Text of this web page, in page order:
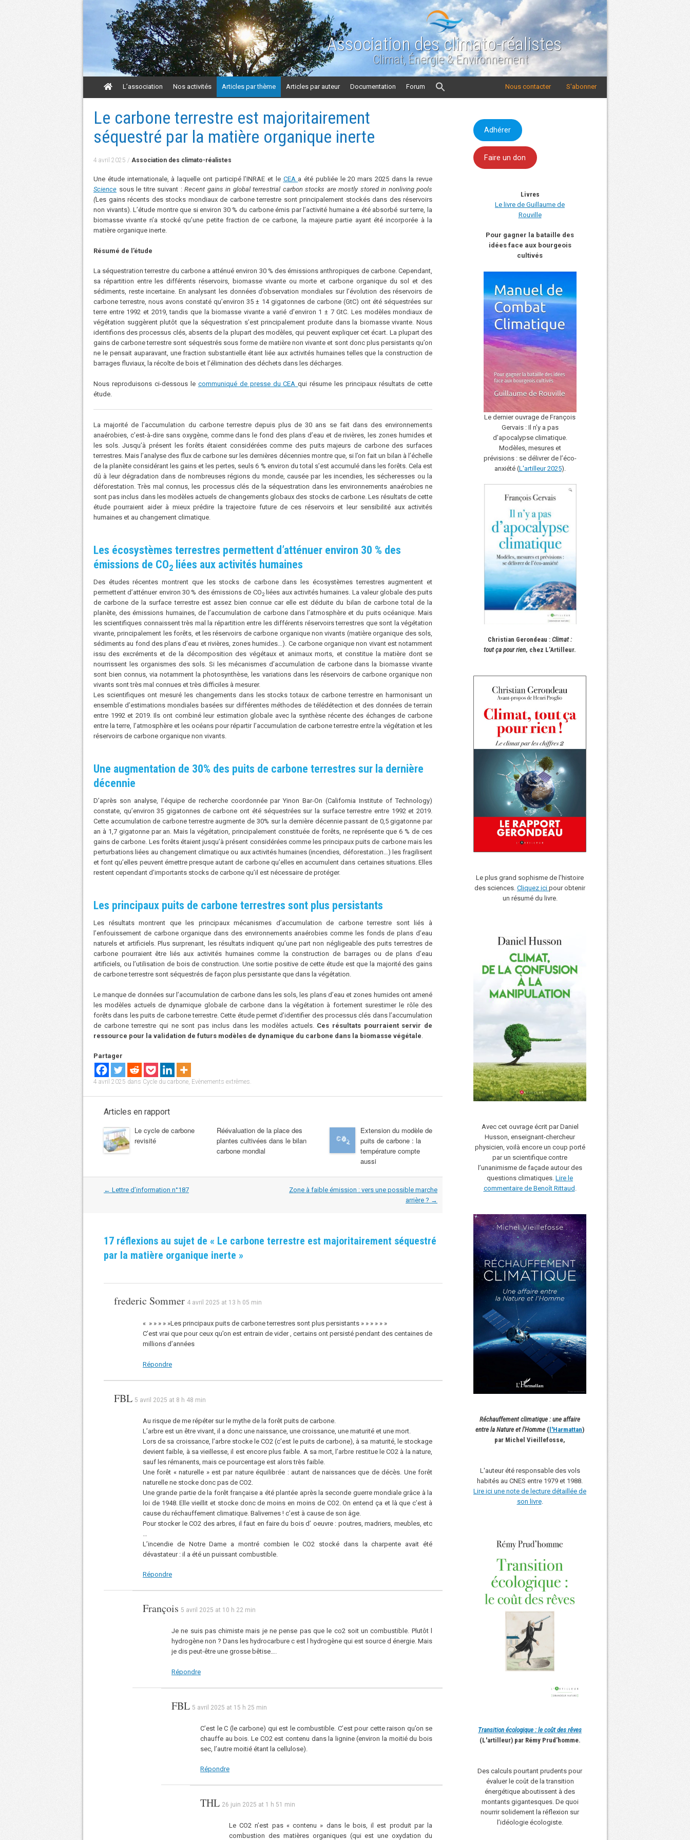
Association des climato-réalistes
Climat, Énergie & Environnement
L’association Nos activités Articles par thème Articles par auteur Documentation Forum S'abonner
Nous contacter
Le carbone terrestre est majoritairement
séquestré par la matière organique inerte
4 avril 2025 / Association des climato-réalistes
Une étude internationale, à laquelle ont participé l’INRAE et le CEA a été publiée le 20 mars 2025 dans la revue
Science sous le titre suivant :Recent gains in global terrestrial carbon stocks are mostly stored in nonliving pools
(Les gains récents des stocks mondiaux de carbone terrestre sont principalement stockés dans des réservoirs
non vivants). L’étude montre que si environ 30 % du carbone émis par l’activité humaine a été absorbé sur terre, la
biomasse vivante n’a stocké qu’une petite fraction de ce carbone, la majeure partie ayant été incorporée à la
matière organique inerte.​
Résumé de l’étude
La séquestration terrestre du carbone a atténué environ 30 % des émissions anthropiques de carbone. Cependant,
sa répartition entre les différents réservoirs, biomasse vivante ou morte et carbone organique du sol et des
sédiments, reste incertaine. En analysant les données d’observation mondiales sur l’évolution des réservoirs de
carbone terrestre, nous avons constaté qu’environ 35 ± 14 gigatonnes de carbone (GtC) ont été séquestrées sur
terre entre 1992 et 2019, tandis que la biomasse vivante a varié d’environ 1 ± 7 GtC. Les modèles mondiaux de
végétation suggèrent plutôt que la séquestration s’est principalement produite dans la biomasse vivante. Nous
identifions des processus clés, absents de la plupart des modèles, qui peuvent expliquer cet écart. La plupart des
gains de carbone terrestre sont séquestrés sous forme de matière non vivante et sont donc plus persistants qu’on
ne le pensait auparavant, une fraction substantielle étant liée aux activités humaines telles que la construction de
barrages fluviaux, la récolte de bois et l’élimination des déchets dans les décharges.
Nous reproduisons ci-dessous le communiqué de presse du CEAqui résume les principaux résultats de cette
étude.
La majorité de l’accumulation du carbone terrestre depuis plus de 30 ans se fait dans des environnements
anaérobies, c’est-à-dire sans oxygène, comme dans le fond des plans d’eau et de rivières, les zones humides et
les sols. Jusqu’à présent les forêts étaient considérées comme des puits majeurs de carbone des surfaces
terrestres. Mais l’analyse des flux de carbone sur les dernières décennies montre que, si l’on fait un bilan à l’échelle
de la planète considérant les gains et les pertes, seuls 6 % environ du total s’est accumulé dans les forêts. Cela est
dû à leur dégradation dans de nombreuses régions du monde, causée par les incendies, les sécheresses ou la
déforestation. Très mal connus, les processus clés de la séquestration dans les environnements anaérobies ne
sont pas inclus dans les modèles actuels de changements globaux des stocks de carbone. Les résultats de cette
étude pourraient aider à mieux prédire la trajectoire future de ces réservoirs et leur sensibilité aux activités
humaines et au changement climatique.​
Les écosystèmes terrestres permettent d’atténuer environ 30 % des
émissions de CO2 liées aux activités humaines
​Des études récentes montrent que les stocks de carbone dans les écosystèmes terrestres augmentent et
permettent d’atténuer environ 30 % des émissions de CO2liées aux activités humaines. La valeur globale des puits
de carbone de la surface terrestre est assez bien connue car elle est déduite du bilan de carbone total de la
planète, des émissions humaines, de l’accumulation de carbone dans l’atmosphère et du puits océanique. Mais
les scientifiques connaissent très mal la répartition entre les différents réservoirs terrestres que sont la végétation
vivante, principalement les forêts, et les réservoirs de carbone organique non vivants (matière organique des sols,
sédiments au fond des plans d’eau et rivières, zones humides…). Ce carbone organique non vivant est notamment
issu des excréments et de la décomposition des végétaux et animaux morts, et constitue la matière dont se
nourrissent les organismes des sols. Si les mécanismes d’accumulation de carbone dans la biomasse vivante
sont bien connus, via notamment la photosynthèse, les variations dans les réservoirs de carbone organique non
vivants sont très mal connues et très difficiles à mesurer.​
Les scientifiques ont mesuré les changements dans les stocks totaux de carbone terrestre en harmonisant un
ensemble d’estimations mondiales basées sur différentes méthodes de télédétection et des données de terrain
entre 1992 et 2019. Ils ont combiné leur estimation globale avec la synthèse récente des échanges de carbone
entre la terre, l’atmosphère et les océans pour répartir l’accumulation de carbone terrestre entre la végétation et les
réservoirs de carbone organique non vivants.
Une augmentation de 30% des puits de carbone terrestres sur la dernière
décennie
D’après son analyse, l’équipe de recherche coordonnée par Yinon Bar-On (California Institute of Technology)
constate, qu’environ 35 gigatonnes de carbone ont été séquestrées sur la surface terrestre entre 1992 et 2019.
Cette accumulation de carbone terrestre augmente de 30% sur la dernière décennie passant de 0,5 gigatonne par
an à 1,7 gigatonne par an. Mais la végétation, principalement constituée de forêts, ne représente que 6 % de ces
gains de carbone. Les forêts étaient jusqu’à présent considérées comme les principaux puits de carbone mais les
perturbations liées au changement climatique ou aux activités humaines (incendies, déforestation…) les fragilisent
et font qu’elles peuvent émettre presque autant de carbone qu’elles en accumulent dans certaines situations. Elles
restent cependant d’importants stocks de carbone qu’il est nécessaire de protéger.
Les principaux puits de carbone terrestres sont plus persistants
Les résultats montrent que les principaux mécanismes d’accumulation de carbone terrestre sont liés à
l’enfouissement de carbone organique dans des environnements anaérobies comme les fonds de plans d’eau
naturels et artificiels. Plus surprenant, les résultats indiquent qu’une part non négligeable des puits terrestres de
carbone pourraient être liés aux activités humaines comme la construction de barrages ou de plans d’eau
artificiels, ou l’utilisation de bois de construction. Une sortie positive de cette étude est que la majorité des gains
de carbone terrestre sont séquestrés de façon plus persistante que dans la végétation.
Le manque de données sur l’accumulation de carbone dans les sols, les plans d’eau et zones humides ont amené
les modèles actuels de dynamique globale de carbone dans la végétation à fortement surestimer le rôle des
forêts dans les puits de carbone terrestre. Cette étude permet d’identifier des processus clés dans l’accumulation
de carbone terrestre qui ne sont pas inclus dans les modèles actuels. Ces résultats pourraient servir de
ressource pour la validation de futurs modèles de dynamique du carbone dans la biomasse végétale
Partager
4 avril 2025 dans Cycle du carbone, Evènements extrêmes.
Articles en rapport
Le cycle de carbone
revisité
Réévaluation de la place des
plantes cultivées dans le bilan
carbone mondial
Extension du modèle de
puits de carbone : la
température compte
aussi
Navigation
← Lettre d’information n°187
Zone à faible émission : vers une possible marche
arrière ? →
17 réflexions au sujet de « Le carbone terrestre est majoritairement séquestré
par la matière organique inerte »
frederic Sommer 4 avril 2025 at 13 h 05 min
« » » » » »Les principaux puits de carbone terrestres sont plus persistants » » » » » »
C’est vrai que pour ceux qu’on est entrain de vider , certains ont persisté pendant des centaines de
millions d’années
Répondre
FBL 5 avril 2025 at 8 h 48 min
Au risque de me répéter sur le mythe de la forêt puits de carbone.
L’arbre est un être vivant, il a donc une naissance, une croissance, une maturité et une mort.
Lors de sa croissance, l’arbre stocke le CO2 (c’est le puits de carbone), à sa maturité, le stockage
devient faible, à sa vieillesse, il est encore plus faible. A sa mort, l’arbre restitue le CO2 à la nature,
sauf les rémanents, mais ce pourcentage est alors très faible.
Une forêt « naturelle » est par nature équilibrée : autant de naissances que de décès. Une forêt
naturelle ne stocke donc pas de CO2.
Une grande partie de la forêt française a été plantée après la seconde guerre mondiale grâce à la
loi de 1948. Elle vieillit et stocke donc de moins en moins de CO2. On entend ça et là que c’est à
cause du réchauffement climatique. Balivernes ! c’est à cause de son âge.
Pour stocker le CO2 des arbres, il faut en faire du bois d’ oeuvre : poutres, madriers, meubles, etc
L’incendie de Notre Dame a montré combien le CO2 stocké dans la charpente avait été
dévastateur : il a été un puissant combustible.
Répondre
François 5 avril 2025 at 10 h 22 min
Je ne suis pas chimiste mais je ne pense pas que le co2 soit un combustible. Plutôt l
hydrogène non ? Dans les hydrocarbure c est l hydrogène qui est source d énergie. Mais
je dis peut-être une grosse bêtise….
Répondre
FBL 5 avril 2025 at 15 h 25 min
C’est le C (le carbone) qui est le combustible. C’est pour cette raison qu’on se
chauffe au bois. Le CO2 est contenu dans la lignine (environ la moitié du bois
sec, l’autre moitié étant la cellulose).
Répondre
THL 26 juin 2025 at 1 h 51 min
Le CO2 n’est pas « contenu » dans le bois, il est produit par la
combustion des matières organiques (qui est une oxydation du
Adhérer
Faire un don
Livres
Le livre de Guillaume de
Rouville
Pour gagner la bataille des
idées face aux bourgeois
cultivés
Le dernier ouvrage de François
Gervais : Il n’y a pas
d’apocalypse climatique.
Modèles, mesures et
prévisions : se délivrer de l’éco-
anxiété (L'artilleur 2025).
Christian Gerondeau : Climat :
tout ça pour rien, chez L’Artilleur.
Le plus grand sophisme de l'histoire
des sciences. Cliquez ici pour obtenir
un résumé du livre.
Avec cet ouvrage écrit par Daniel
Husson, enseignant-chercheur
physicien, voilà encore un coup porté
par un scientifique contre
l’unanimisme de façade autour des
questions climatiques. Lire le
commentaire de Benoît Rittaud
Réchauffement climatique : une affaire
entre la Nature et l'Homme (l'Harmattan)
par Michel Vieillefosse,
L'auteur été responsable des vols
habités au CNES entre 1979 et 1988.
Lire ici une note de lecture détaillée de
son livre.
Transition écologique : le coût des rêves
(L'artilleur) par Rémy Prud’homme.
Des calculs pourtant prudents pour
évaluer le coût de la transition
énergétique aboutissent à des
montants gigantesques. De quoi
nourrir solidement la réflexion sur
l’idéologie écologiste.